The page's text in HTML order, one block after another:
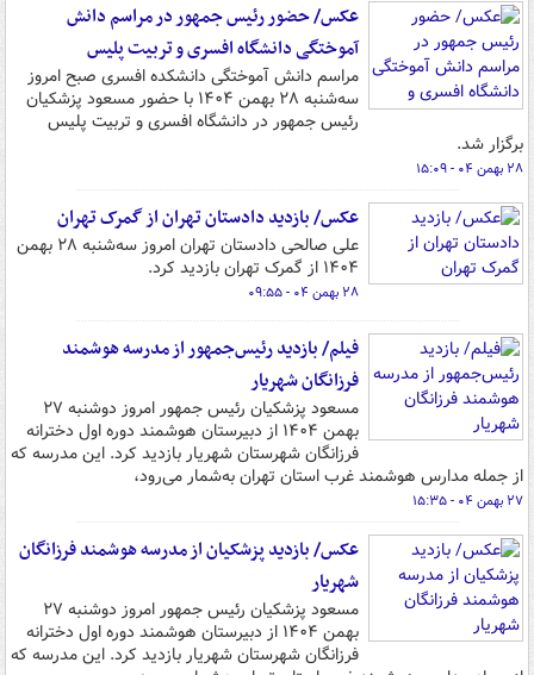
عکس/ حضور رئیس جمهور در مراسم دانش
آموختگی دانشگاه افسری و تربیت پلیس
مراسم دانش آموختگی دانشکده افسری صبح امروز
سه‌شنبه ۲۸ بهمن ۱۴۰۴ با حضور مسعود پزشکیان
رئیس جمهور در دانشگاه افسری و تربیت پلیس
برگزار شد.
۲۸ بهمن ۰۴ - ۱۵:۰۹
عکس/ بازدید دادستان تهران از گمرک تهران
علی صالحی دادستان تهران امروز سه‌شنبه ۲۸ بهمن
۱۴۰۴ از گمرک تهران بازدید کرد.
۲۸ بهمن ۰۴ - ۰۹:۵۵
فیلم/ بازدید رئیس‌جمهور از مدرسه هوشمند
فرزانگان شهریار
مسعود پزشکیان رئیس جمهور امروز دوشنبه ۲۷
بهمن‌ ۱۴۰۴ از دبیرستان هوشمند دوره اول دخترانه
فرزانگان شهرستان شهریار بازدید کرد. این مدرسه که
از جمله مدارس هوشمند غرب استان تهران به‌شمار می‌رود،
۲۷ بهمن ۰۴ - ۱۵:۳۵
عکس/ بازدید پزشکیان از مدرسه هوشمند فرزانگان
شهریار
مسعود پزشکیان رئیس جمهور امروز دوشنبه ۲۷
بهمن‌ ۱۴۰۴ از دبیرستان هوشمند دوره اول دخترانه
فرزانگان شهرستان شهریار بازدید کرد. این مدرسه که